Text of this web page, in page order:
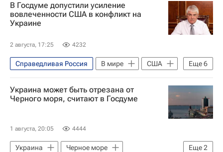
Берлин (город)
Фридрих Мерц
Алексей Чепа
ХДС/ХСС
В Госдуме допустили усиление
вовлеченности США в конфликт на
Украине
2 августа, 17:25 4232
Еще6
Справедливая Россия В мире
США
Украина
Киев
Алексей Чепа
Владимир Зеленский
Госдума РФ
Украина может быть отрезана от
Черного моря, считают в Госдуме
1 августа, 20:05 4444
Еще2
Украина
Черное море